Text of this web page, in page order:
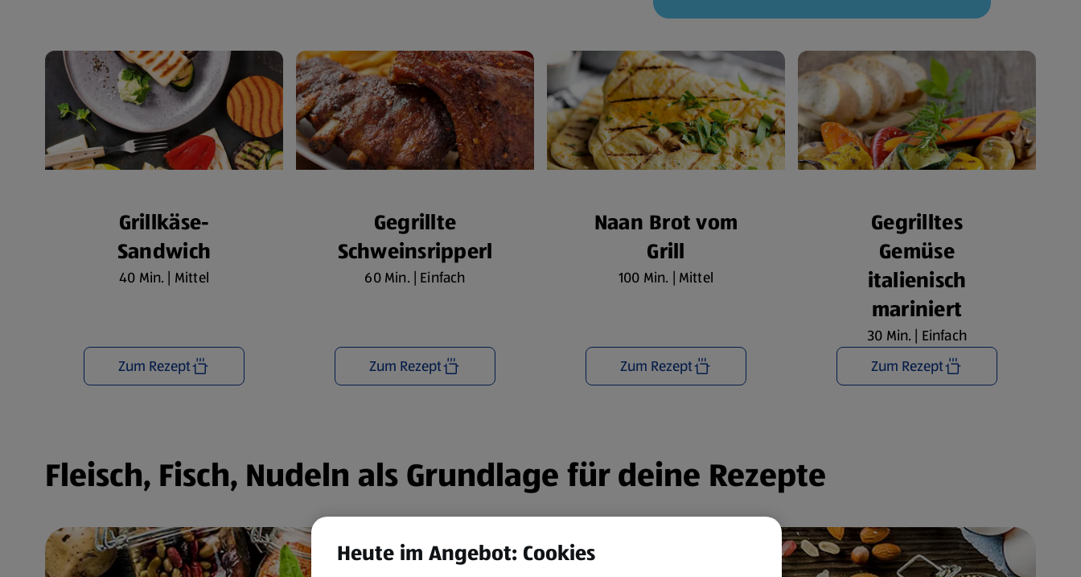
Grillkäse-
Sandwich
40 Min. | Mittel
Zum Rezept
Gegrillte
Schweinsripperl
60 Min. | Einfach
Zum Rezept
Naan Brot vom
Grill
100 Min. | Mittel
Zum Rezept
Gegrilltes
Gemüse
italienisch
mariniert
30 Min. | Einfach
Zum Rezept
Fleisch, Fisch, Nudeln als Grundlage für deine Rezepte
Heute im Angebot: Cookies